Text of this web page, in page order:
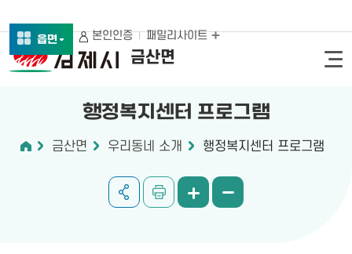
금산면
읍면 본인인증 패밀리사이트
행정복지센터 프로그램
금산면 우리동네 소개 행정복지센터 프로그램